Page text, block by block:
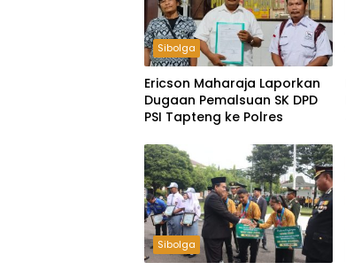
Sibolga
Ericson Maharaja Laporkan
Dugaan Pemalsuan SK DPD
PSI Tapteng ke Polres
Sibolga